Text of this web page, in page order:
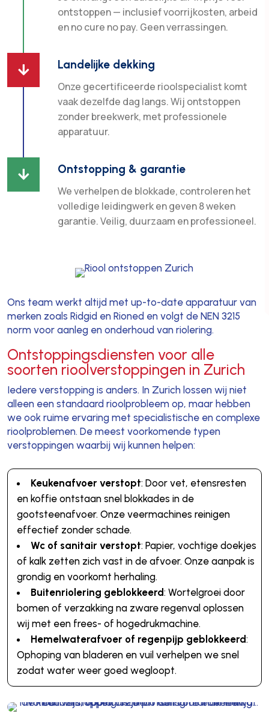
ontstoppen — inclusief voorrijkosten, arbeid
en no cure no pay. Geen verrassingen.
 Landelijke dekking
Onze gecertificeerde rioolspecialist komt
vaak dezelfde dag langs. Wij ontstoppen
zonder breekwerk, met professionele
apparatuur.
 Ontstopping & garantie
We verhelpen de blokkade, controleren het
volledige leidingwerk en geven 8 weken
garantie. Veilig, duurzaam en professioneel.
Ons team werkt altijd met up-to-date apparatuur van
merken zoals Ridgid en Rioned en volgt de NEN 3215
norm voor aanleg en onderhoud van riolering.
Ontstoppingsdiensten voor alle
soorten rioolverstoppingen in Zurich
Iedere verstopping is anders. In Zurich lossen wij niet
alleen een standaard rioolprobleem op, maar hebben
we ook ruime ervaring met specialistische en complexe
rioolproblemen. De meest voorkomende typen
verstoppingen waarbij wij kunnen helpen:
Keukenafvoer verstopt: Door vet, etensresten
en koffie ontstaan snel blokkades in de
gootsteenafvoer. Onze veermachines reinigen
effectief zonder schade.
Wc of sanitair verstopt: Papier, vochtige doekjes
of kalk zetten zich vast in de afvoer. Onze aanpak is
grondig en voorkomt herhaling.
Buitenriolering geblokkeerd: Wortelgroei door
bomen of verzakking na zware regenval oplossen
wij met een frees- of hogedrukmachine.
Hemelwaterafvoer of regenpijp geblokkeerd:
Ophoping van bladeren en vuil verhelpen we snel
zodat water weer goed wegloopt.